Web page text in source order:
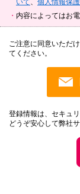
内容によってはお
ご注意に同意いただ
てください。
登録情報は、セキュ
どうぞ安心して弊社